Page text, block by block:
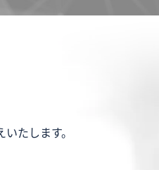
たします。